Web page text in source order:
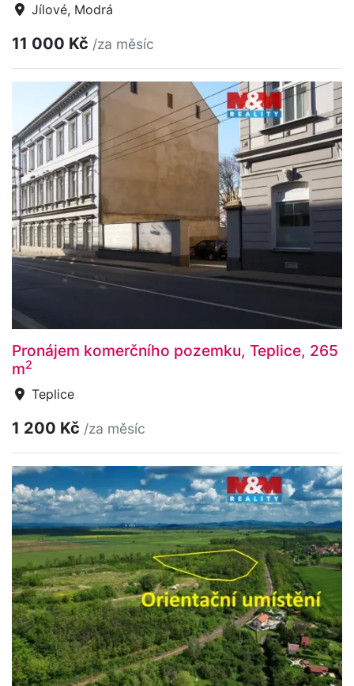
Jílové, Modrá
11 000 Kč /za měsíc
Pronájem komerčního pozemku, Teplice, 265
m2
Teplice
1 200 Kč /za měsíc